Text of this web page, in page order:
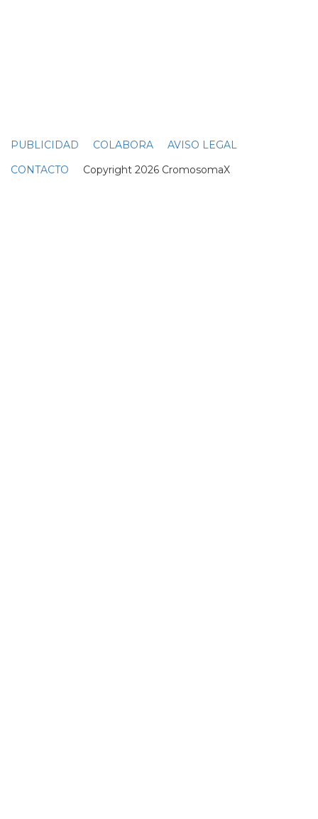
PUBLICIDAD COLABORA
AVISO LEGAL
CONTACTO Copyright 2026 CromosomaX